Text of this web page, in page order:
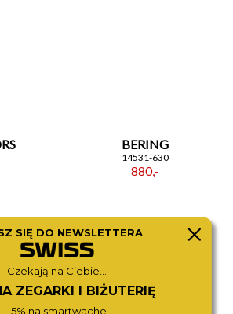
BERING
14531-630
880,-
SIĘ DO NEWSLETTERA
Czekają na Ciebie...
ZEGARKI I BIŻUTERIĘ
-5% na smartwache